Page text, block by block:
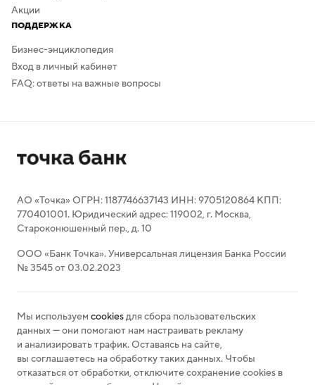
Акции
ПОДДЕРЖКА
Бизнес-энциклопедия
Вход в личный кабинет
FAQ: ответы на важные вопросы
АО «Точка» ОГРН: 1187746637143 ИНН: 9705120864 КПП:
770401001. Юридический адрес: 119002, г. Москва,
Староконюшенный пер., д. 10
ООО «Банк Точка». Универсальная лицензия Банка России
№ 3545 от 03.02.2023
Мы используем cookiesдля сбора пользовательских
данных — они помогают нам настраивать рекламу
и анализировать трафик. Оставаясь на сайте,
вы соглашаетесь на обработку таких данных. Чтобы
отказаться от обработки, отключите сохранение cookies в